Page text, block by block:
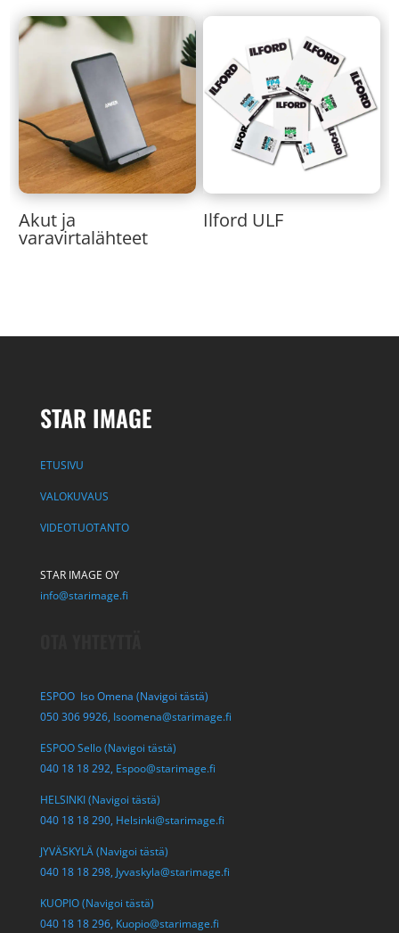
Akut ja
varavirtalähteet
Ilford ULF
STAR IMAGE
ETUSIVU
VALOKUVAUS
VIDEOTUOTANTO
STAR IMAGE OY
info@starimage.fi
ESPOO Iso Omena (Navigoi tästä)
050 306 9926, Isoomena@starimage.fi
ESPOO Sello (Navigoi tästä)
040 18 18 292, Espoo@starimage.fi
HELSINKI (Navigoi tästä)
040 18 18 290, Helsinki@starimage.fi
JYVÄSKYLÄ (Navigoi tästä)
040 18 18 298, Jyvaskyla@starimage.fi
KUOPIO (Navigoi tästä)
040 18 18 296, Kuopio@starimage.fi